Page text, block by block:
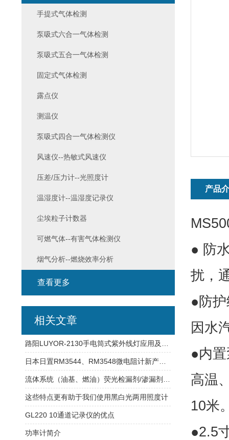
产品
● 防
扰，
●防
因水
●内
高温
10米
●2.5
手提式气体检测
泵吸式六合一气体检测
泵吸式五合一气体检测
固定式气体检测
露点仪
测温仪
泵吸式四合一气体检测仪
风速仪--热敏式风速仪
压差/压力计--光照度计
温湿度计--温湿度记录仪
尘埃粒子计数器
可燃气体--有害气体检测仪
烟气分析--燃烧效率分析
查看更多
相关文章
这些特点更有助于我们使用黑白光两用照度计
GL220 10通道记录仪的优点
功率计简介